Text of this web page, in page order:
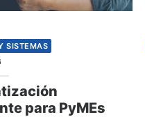
SISTEMAS
para PyMEs